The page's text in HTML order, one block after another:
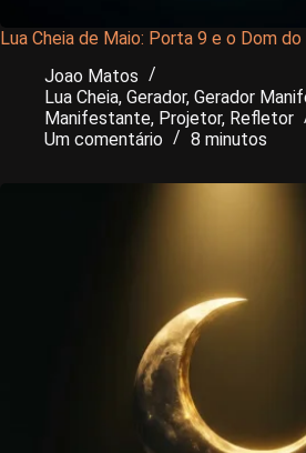
Lua Cheia de Maio: Porta 9 e o Dom
Joao Matos
Lua Cheia, Gerador, Gerador
Manifestante, Projetor, Refletor
Um comentário
8 minutos